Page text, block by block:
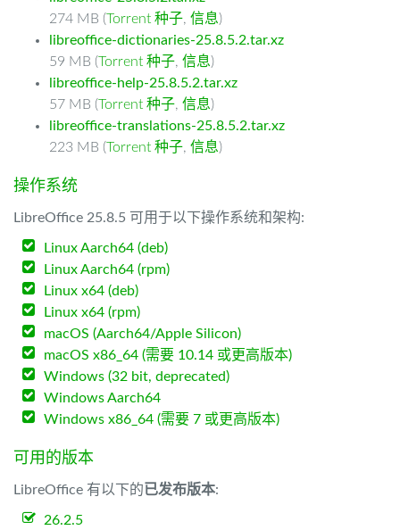
274 MB (Torrent 种子, 信息)
libreoffice-dictionaries-25.8.5.2.tar.xz
59 MB (Torrent 种子, 信息)
libreoffice-help-25.8.5.2.tar.xz
57 MB (Torrent 种子, 信息)
libreoffice-translations-25.8.5.2.tar.xz
223 MB (Torrent 种子, 信息)
操作系统
LibreOffice 25.8.5 可用于以下操作系统和架构:
Linux Aarch64 (deb)
Linux Aarch64 (rpm)
Linux x64 (deb)
Linux x64 (rpm)
macOS (Aarch64/Apple Silicon)
macOS x86_64 (需要 10.14 或更高版本)
Windows (32 bit, deprecated)
Windows Aarch64
Windows x86_64 (需要 7 或更高版本)
可用的版本
LibreOffice 有以下的已发布版本:
26.2.5